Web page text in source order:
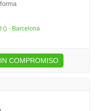
() - Barcelona
COMPROMISO